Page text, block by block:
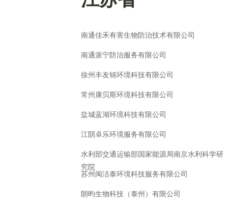
南通佳禾有害生物防治技术有限公司
南通派宁防治服务有限公司
徐州丰友锦环境科技有限公司
常州康贝斯环境科技有限公司
盐城蓝湖环境科技有限公司
江阴卓乐环境服务有限公司
水利部交通运输部国家能源局南京水利科学研
究院
苏州闽洁泰环境科技服务有限公司
朗昀生物科技（泰州）有限公司